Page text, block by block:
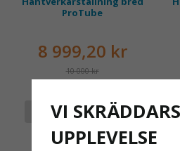
säkert grepp vid upp- och
Plattformen har ett effektivt
SMARTA DETALJER FÖR
ANVÄNDNING
Den generösa topplattan
ger gott om plats för arbete.
handtag gör arbetsbocken
ProTube
8 999,20 kr
10 000 kr
Info Köp
VI
UPPLEVELSE